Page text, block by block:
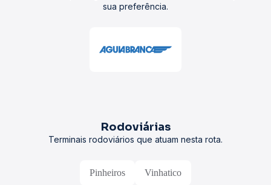
sua preferência.
Rodoviárias
Terminais rodoviários que atuam nesta rota.
Pinheiros Vinhatico